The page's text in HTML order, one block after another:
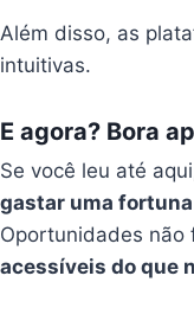
Além disso, as
intuitivas.
E agora? Bora
Se você leu até
gastar uma
Oportunidades
acessíveis do que